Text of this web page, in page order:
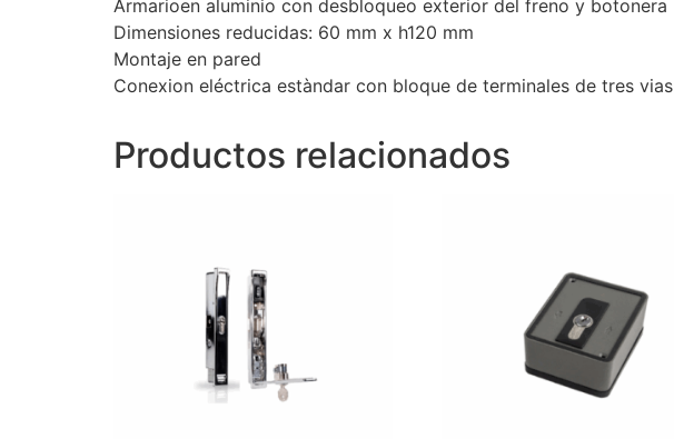
Armarioen aluminio con desbloqueo exterior del freno y botonera
Dimensiones reducidas: 60 mm x h120 mm
Montaje en pared
Conexion eléctrica estàndar con bloque de terminales de tres vi­as
Productos relacionados